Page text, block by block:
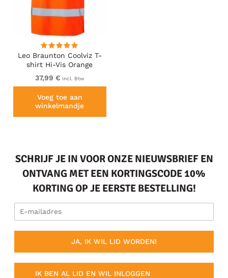
Leo Braunton Coolviz T-
shirt Hi-Vis Orange
37,99 € Incl. Btw
Voeg toe aan
winkelmandje
SCHRIJF JE IN VOOR ONZE NIEUWSBRIEF EN
ONTVANG MET EEN KORTINGSCODE 10%
KORTING OP JE EERSTE BESTELLING!
JA, IK WIL LID WORDEN!
IK BEN AL LID EN WIL INLOGGEN